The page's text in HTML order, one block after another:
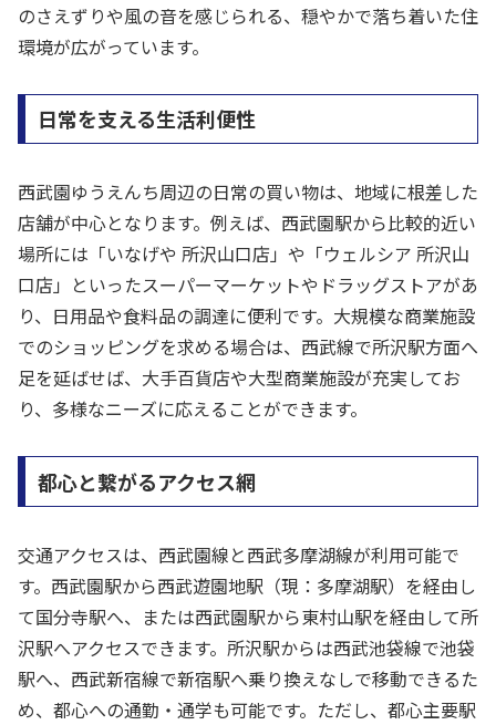
のさえずりや風の音を感じられる、穏やかで落ち着いた住
環境が広がっています。
日常を支える生活利便性
西武園ゆうえんち周辺の日常の買い物は、地域に根差した
店舗が中心となります。例えば、西武園駅から比較的近い
場所には「いなげや 所沢山口店」や「ウェルシア 所沢山
口店」といったスーパーマーケットやドラッグストアがあ
り、日用品や食料品の調達に便利です。大規模な商業施設
でのショッピングを求める場合は、西武線で所沢駅方面へ
足を延ばせば、大手百貨店や大型商業施設が充実してお
り、多様なニーズに応えることができます。
都心と繋がるアクセス網
交通アクセスは、西武園線と西武多摩湖線が利用可能で
す。西武園駅から西武遊園地駅（現：多摩湖駅）を経由し
て国分寺駅へ、または西武園駅から東村山駅を経由して所
沢駅へアクセスできます。所沢駅からは西武池袋線で池袋
駅へ、西武新宿線で新宿駅へ乗り換えなしで移動できるた
め、都心への通勤・通学も可能です。ただし、都心主要駅